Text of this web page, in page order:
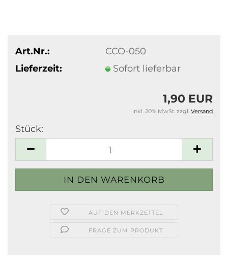
Art.Nr.:
CCO-050
Lieferzeit:
Sofort lieferbar
1,90 EUR
inkl. 20% MwSt. zzgl. Versand
Stück:
AUF DEN MERKZETTEL
FRAGE ZUM PRODUKT